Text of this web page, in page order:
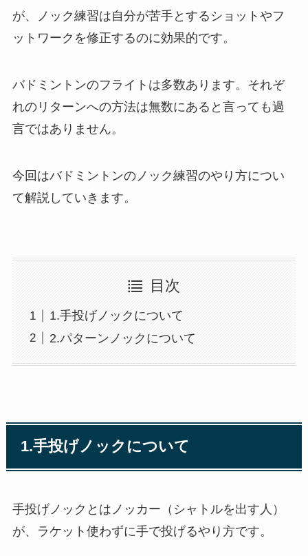
が、ノック練習は自分が苦手とするショットやフ
ットワークを修正するのに効果的です。
バドミントンのフライトは多数あります。それぞ
れのリターンへの方法は無数にあると言っても過
言ではありません。
今回はバドミントンのノック練習のやり方につい
て解説していきます。
目次
1.手投げノックについて
2.パターンノックについて
1.手投げノックについて
手投げノックとはノッカー（シャトルを出す人）
が、ラケット使わずに手で投げるやり方です。